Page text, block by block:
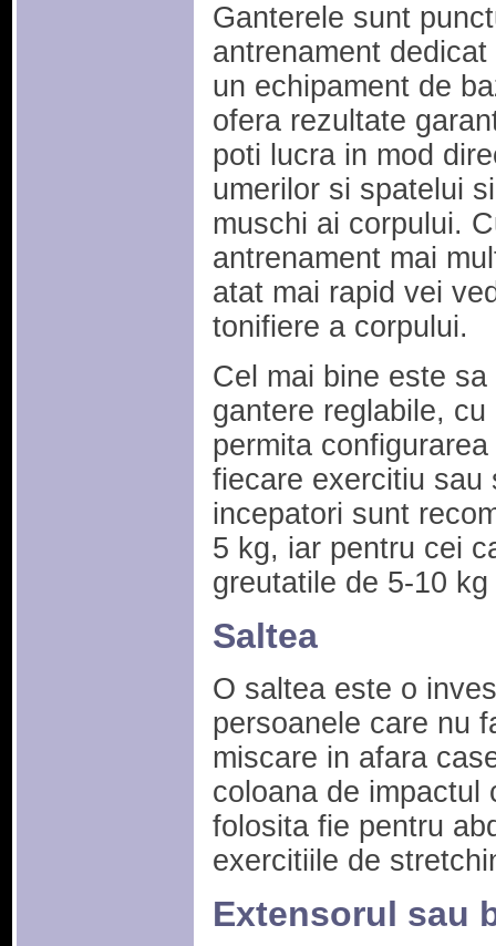
Ganterele sunt
antrenament
un echipament de
ofera rezultate
poti lucra in mod
umerilor si spatelui
muschi ai corpului.
antrenament mai
atat mai rapid vei
tonifiere a corpului.
Cel mai bine este
gantere reglabile,
permita
fiecare exercitiu sau
incepatori sunt
5 kg, iar pentru cei
greutatile de 5-10
Saltea
O saltea este o
persoanele care nu
miscare in afara
coloana de impactul
folosita fie pentru
exercitiile de
Extensorul sau